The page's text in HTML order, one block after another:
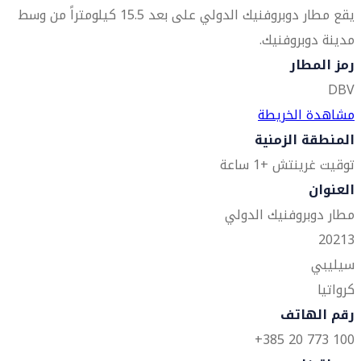
يقع مطار دوبروفنيك الدولي على بعد 15.5 كيلومتراً من وسط
مدينة دوبروفنيك.
رمز المطار
DBV
مشاهدة الخريطة
المنطقة الزمنية
توقيت غرينتش +1 ساعة
العنوان
مطار دوبروفنيك الدولي
20213
سيليبي
كرواتيا
رقم الهاتف
100 773 20 385+